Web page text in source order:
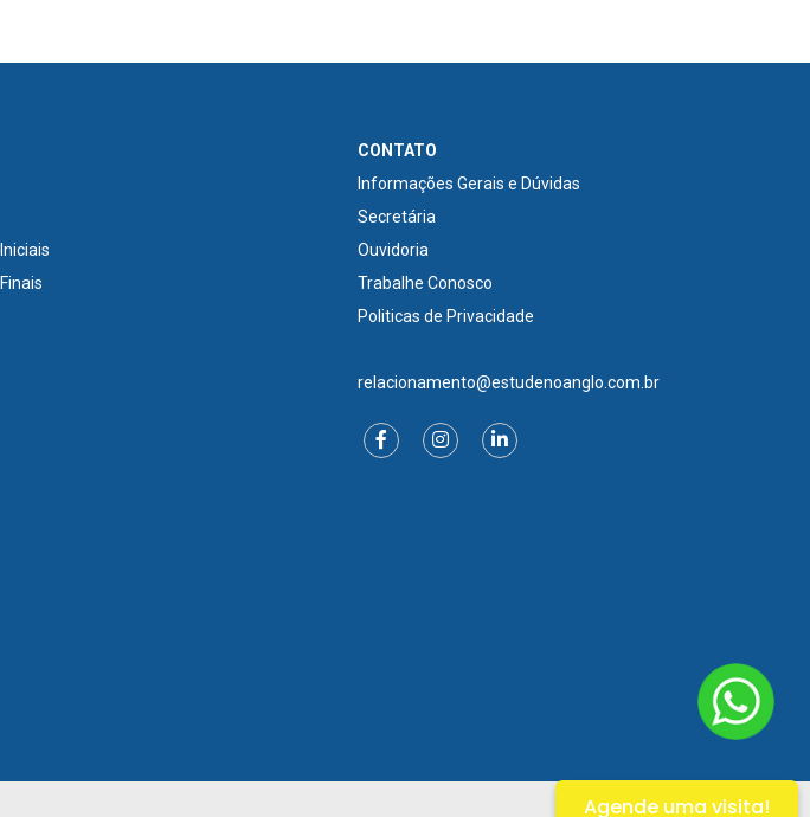
CONTATO
Informações Gerais e Dúvidas
Secretária
Ouvidoria
Trabalhe Conosco
Politicas de Privacidade
relacionamento@estudenoanglo.com.br
Agende uma visita!